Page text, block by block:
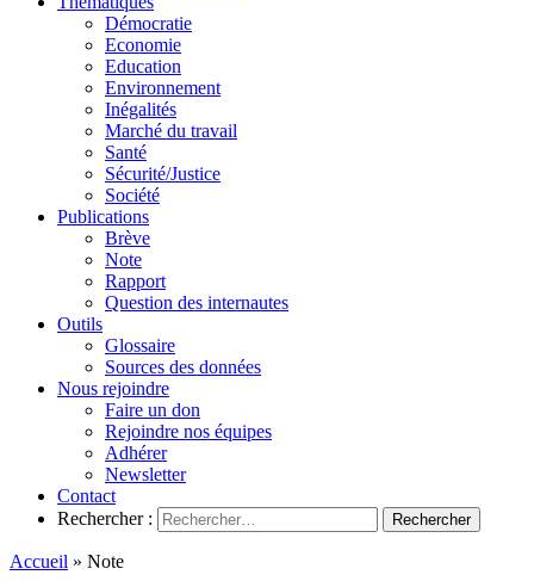
Démocratie
Economie
Education
Environnement
Inégalités
Marché du travail
Santé
Sécurité/Justice
Société
Publications
Brève
Note
Rapport
Question des internautes
Outils
Glossaire
Sources des données
Nous rejoindre
Faire un don
Rejoindre nos équipes
Adhérer
Newsletter
Contact
Rechercher :
Accueil » Note